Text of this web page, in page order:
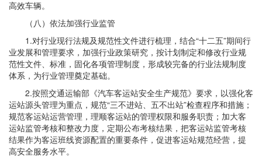
高效车辆。
（八）依法加强行业监管
1.对行业现行法规及规范性文件进行梳理，结合“十二五”期间行
业发展和管理要求，加强行业政策研究，按计划制定和修改行业规
范性文件、标准，固化各项管理制度，形成较完备的行业法规制度
体系，为行业管理奠定基础。
2.按照交通运输部《汽车客运站安全生产规范》要求，以强化客
运站源头管理为重点，规范“三不进站、五不出站”检查程序和措施；
规范客运站运营管理，理顺客运站的管理权限和服务职责；加大客
运站监管考核和整改力度，定期公布考核结果，把客运站监管考核
结果作为客运班线资源配置的重要条件，促进客运站规范经营，提
高安全服务水平。